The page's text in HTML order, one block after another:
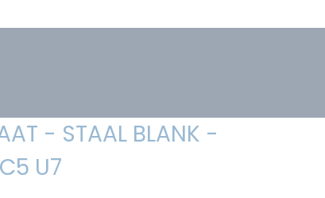
- STAAL BLANK -
U7